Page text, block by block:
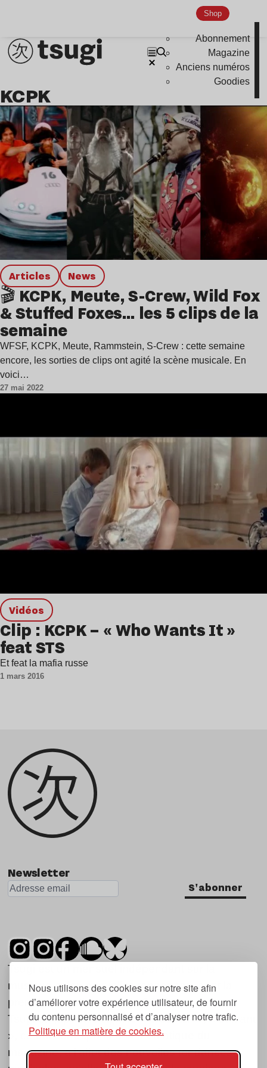
Nous utilisons des cookies sur notre site afin
d’améliorer votre expérience utilisateur, de fournir
du contenu personnalisé et d’analyser notre trafic.
Politique en matière de cookies.
Shop
Abonnement
Magazine
Anciens numéros
Goodies
KCPK
Articles news
🎬 KCPK, Meute, S-Crew, Wild Fox
& Stuffed Foxes… les 5 clips de la
semaine
WFSF, KCPK, Meute, Rammstein, S-Crew : cette semaine
encore, les sorties de clips ont agité la scène musicale. En
voici…
27 mai 2022
Vidéos
Clip : KCPK – « Who Wants It »
feat STS
Et feat la mafia russe
1 mars 2016
Newsletter
S'abonner
Tsugi est un mensuel indépendant sur la
musique et les nouvelles tendances, dont la
première parution date de 2007.
Tsugi en japonais signifie « prochain », « suivant
», ce qui correspond à la thématique du
magazine, à l’affût des nouvelles tendances